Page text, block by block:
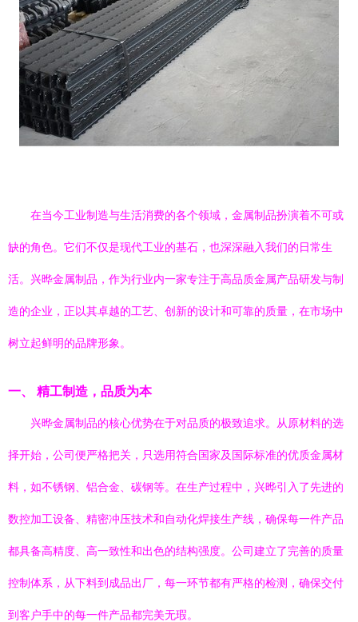
在当今工业制造与生活消费的各个领域，金属制品扮演着不可或
缺的角色。它们不仅是现代工业的基石，也深深融入我们的日常生
活。兴晔金属制品，作为行业内一家专注于高品质金属产品研发与制
造的企业，正以其卓越的工艺、创新的设计和可靠的质量，在市场中
树立起鲜明的品牌形象。
一、 精工制造，品质为本
兴晔金属制品的核心优势在于对品质的极致追求。从原材料的选
择开始，公司便严格把关，只选用符合国家及国际标准的优质金属材
料，如不锈钢、铝合金、碳钢等。在生产过程中，兴晔引入了先进的
数控加工设备、精密冲压技术和自动化焊接生产线，确保每一件产品
都具备高精度、高一致性和出色的结构强度。公司建立了完善的质量
控制体系，从下料到成品出厂，每一环节都有严格的检测，确保交付
到客户手中的每一件产品都完美无瑕。